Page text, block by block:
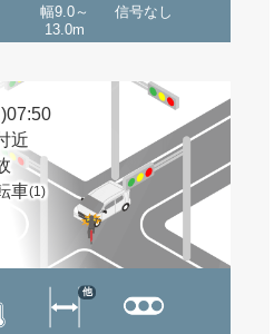
幅9.0～
13.0m
信号なし
近
車(1)
他